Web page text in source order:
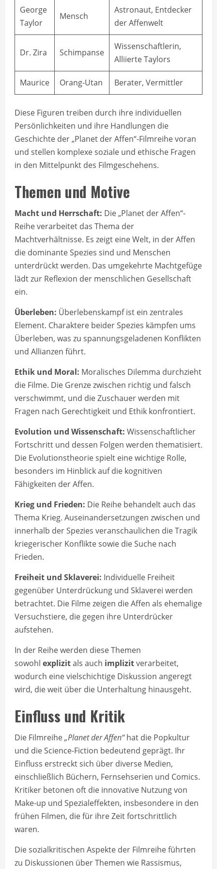
George
Taylor
Mensch
Astronaut, Entdecker
der Affenwelt
Dr. Zira Schimpanse
Wissenschaftlerin,
Alliierte Taylors
Maurice Orang-Utan Berater, Vermittler
Diese Figuren treiben durch ihre individuellen
Persönlichkeiten und ihre Handlungen die
Geschichte der „Planet der Affen“-Filmreihe voran
und stellen komplexe soziale und ethische Fragen
in den Mittelpunkt des Filmgeschehens.
Themen und Motive
Macht und Herrschaft: Die „Planet der Affen“-
Reihe verarbeitet das Thema der
Machtverhältnisse. Es zeigt eine Welt, in der Affen
die dominante Spezies sind und Menschen
unterdrückt werden. Das umgekehrte Machtgefüge
lädt zur Reflexion der menschlichen Gesellschaft
ein.
Überleben: Überlebenskampf ist ein zentrales
Element. Charaktere beider Spezies kämpfen ums
Überleben, was zu spannungsgeladenen Konflikten
und Allianzen führt.
Ethik und Moral: Moralisches Dilemma durchzieht
die Filme. Die Grenze zwischen richtig und falsch
verschwimmt, und die Zuschauer werden mit
Fragen nach Gerechtigkeit und Ethik konfrontiert.
Evolution und Wissenschaft: Wissenschaftlicher
Fortschritt und dessen Folgen werden thematisiert.
Die Evolutionstheorie spielt eine wichtige Rolle,
besonders im Hinblick auf die kognitiven
Fähigkeiten der Affen.
Krieg und Frieden: Die Reihe behandelt auch das
Thema Krieg. Auseinandersetzungen zwischen und
innerhalb der Spezies veranschaulichen die Tragik
kriegerischer Konflikte sowie die Suche nach
Frieden.
Freiheit und Sklaverei: Individuelle Freiheit
gegenüber Unterdrückung und Sklaverei werden
betrachtet. Die Filme zeigen die Affen als ehemalige
Versuchstiere, die gegen ihre Unterdrücker
aufstehen.
In der Reihe werden diese Themen
sowohl explizitals auch implizitverarbeitet,
wodurch eine vielschichtige Diskussion angeregt
wird, die weit über die Unterhaltung hinausgeht.
Einfluss und Kritik
Die Filmreihe„Planet der Affen“hat die Popkultur
und die Science-Fiction bedeutend geprägt. Ihr
Einfluss erstreckt sich über diverse Medien,
einschließlich Büchern, Fernsehserien und Comics.
Kritiker betonen oft die innovative Nutzung von
Make-up und Spezialeffekten, insbesondere in den
frühen Filmen, die für ihre Zeit fortschrittlich
waren.
Die sozialkritischen Aspekte der Filmreihe führten
zu Diskussionen über Themen wie Rassismus,